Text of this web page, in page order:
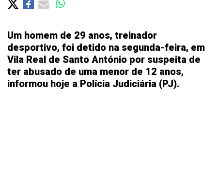
Um homem de 29 anos, treinador
desportivo, foi detido na segunda-feira, em
Vila Real de Santo António por suspeita de
ter abusado de uma menor de 12 anos,
informou hoje a Polícia Judiciária (PJ).